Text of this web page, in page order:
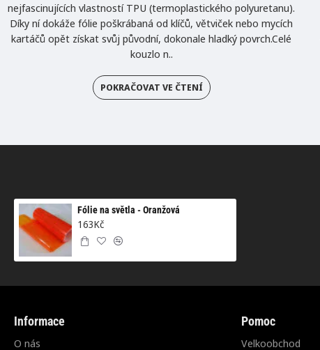
nejfascinujících vlastností TPU (termoplastického polyuretanu).
Díky ní dokáže fólie poškrábaná od klíčů, větviček nebo mycích
kartáčů opět získat svůj původní, dokonale hladký povrch.Celé
kouzlo n..
POKRAČOVAT VE ČTENÍ
Fólie na světla - Oranžová
163Kč
Informace
O nás
Pomoc
Velkoobchod